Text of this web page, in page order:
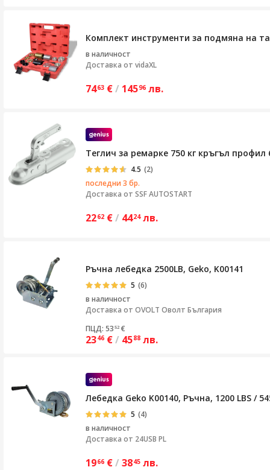
Комплект инструменти за подмяна на
в наличност
Доставка от vidaXL
7463 €/ 14596 лв.
Теглич за ремарке 750 кг кръгъл профил
4.5 (2)
последни 3 бр.
Доставка от SSF AUTOSTART
2262 €/ 4424 лв.
Ръчна лебедка 2500LB, Geko, K00141
5 (6)
в наличност
Доставка от OVOLT Оволт България
ПЦД: 53 52 €
2346 €/ 4588 лв.
Лебедка Geko K00140, Ръчна, 1200 LBS /
5 (4)
в наличност
Доставка от 24USB PL
1966 €/ 3845 лв.